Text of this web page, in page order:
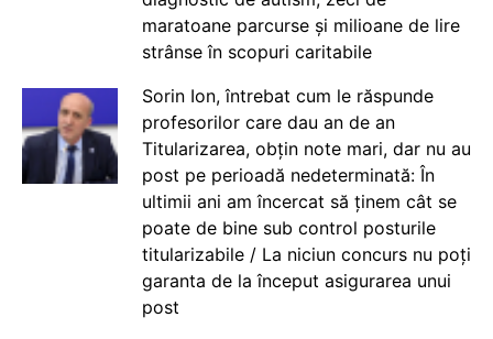
maratoane parcurse și milioane de lire
strânse în scopuri caritabile
Sorin Ion, întrebat cum le răspunde
profesorilor care dau an de an
Titularizarea, obțin note mari, dar nu au
post pe perioadă nedeterminată: În
ultimii ani am încercat să ținem cât se
poate de bine sub control posturile
titularizabile / La niciun concurs nu poți
garanta de la început asigurarea unui
post